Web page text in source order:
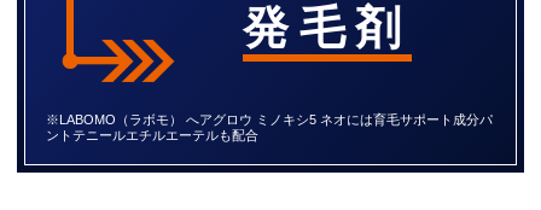
発毛剤
※LABOMO（ラボモ） へアグロウ ミノキシ5 ネオには育毛サポート成分パ
ントテニールエチルエーテルも配合